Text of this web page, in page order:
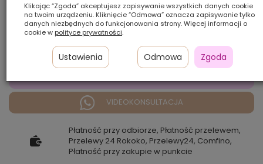
650,00 zł
VIDEOKONSULTACJA
Płatność przy odbiorze, Płatność przelewem,
Przelewy 24 Rokoko, Przelewy24, Comfino,
Płatność przy zakupie w punkcie
Klikając “Zgoda” akceptujesz zapisywanie wszystkich danych cookie
na twoim urządzeniu. Kliknięcie “Odmowa” oznacza zapisywanie tylko
danych niezbędnych do funkcjonowania strony. Więcej informacji o
cookie w polityce prywatności.
Ustawienia Odmowa Zgoda